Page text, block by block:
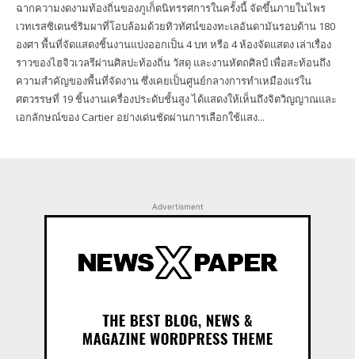
ฉากความงดงามท้องถิ่นของภูเก็ตนิทรรศการในครั้งนี้ จัดขึ้นภายในไพร
เวทเรสซิเดนซ์ริมผาที่โอบล้อมด้วยทิวทัศน์ของทะเลอันดามันรอบด้าน 180
องศา พื้นที่จัดแสดงชิ้นงานแบ่งออกเป็น 4 บท หรือ 4 ห้องจัดแสดง เล่าเรื่อง
ราวของไฮจิวเวลรีผ่านศิลปะท้องถิ่น วัสดุ และงานหัตถศิลป์ เพื่อสะท้อนถึง
ความสำคัญของพื้นที่จัดงาน ซึ่งเคยเป็นศูนย์กลางการทำเหมืองแร่ใน
ศตวรรษที่ 19 ชิ้นงานเครื่องประดับชั้นสูง ได้แสดงให้เห็นถึงจิตวิญญาณและ
เอกลักษณ์ของ Cartier อย่างเด่นชัดผ่านการเลือกใช้แสง...
Advertisment